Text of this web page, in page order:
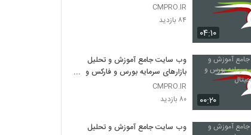
۰۴:۱۰
CMPRO.IR
۸۴ بازدید
۰۰:۲۰
وب سایت جامع آموزش و تحلیل
بازارهای سرمایه بورس و فارکس و
ارزدیجیتال
CMPRO.IR
۸۰ بازدید
وب سایت جامع آموزش و تحلیل